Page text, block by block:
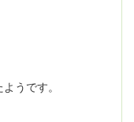
うです。